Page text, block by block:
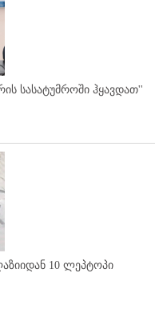
სასატუმროში ჰყავდათ''
10 ლეპტოპი